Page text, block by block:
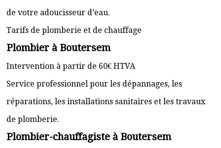
de votre adoucisseur d’eau.
Tarifs de plomberie et de chauffage
Plombier à Boutersem
Intervention à partir de 60€ HTVA
Service professionnel pour les dépannages, les
réparations, les installations sanitaires et les travaux
de plomberie.
Plombier-chauffagiste à Boutersem